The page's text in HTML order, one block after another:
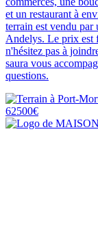
et un restaurant à
terrain est vendu par
Andelys. Le prix est
n'hésitez pas à
saura vous
questions.